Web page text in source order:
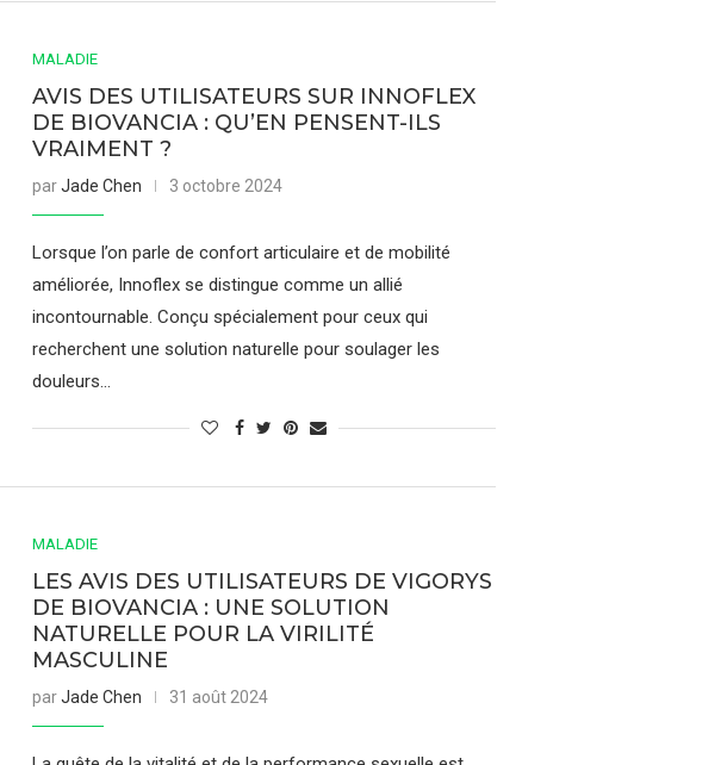
MALADIE
AVIS DES UTILISATEURS SUR INNOFLEX
DE BIOVANCIA : QU’EN PENSENT-ILS
VRAIMENT ?
parJade Chen 3 octobre 2024
Lorsque l’on parle de confort articulaire et de mobilité
améliorée, Innoflex se distingue comme un allié
incontournable. Conçu spécialement pour ceux qui
recherchent une solution naturelle pour soulager les
douleurs…
MALADIE
LES AVIS DES UTILISATEURS DE VIGORYS
DE BIOVANCIA : UNE SOLUTION
NATURELLE POUR LA VIRILITÉ
MASCULINE
parJade Chen 31 août 2024